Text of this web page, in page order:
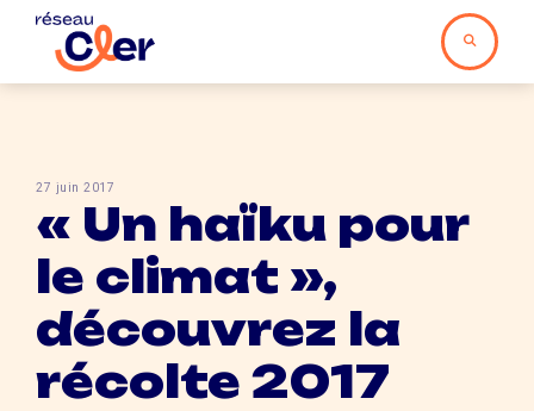
27 juin 2017
« Un haïku pour
le climat »,
découvrez la
récolte 2017